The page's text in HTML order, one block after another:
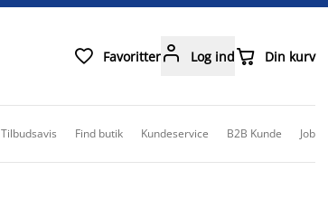
 Favoritter Log ind Din kurv
Tilbudsavis Find butik Kundeservice B2B Kunde Job